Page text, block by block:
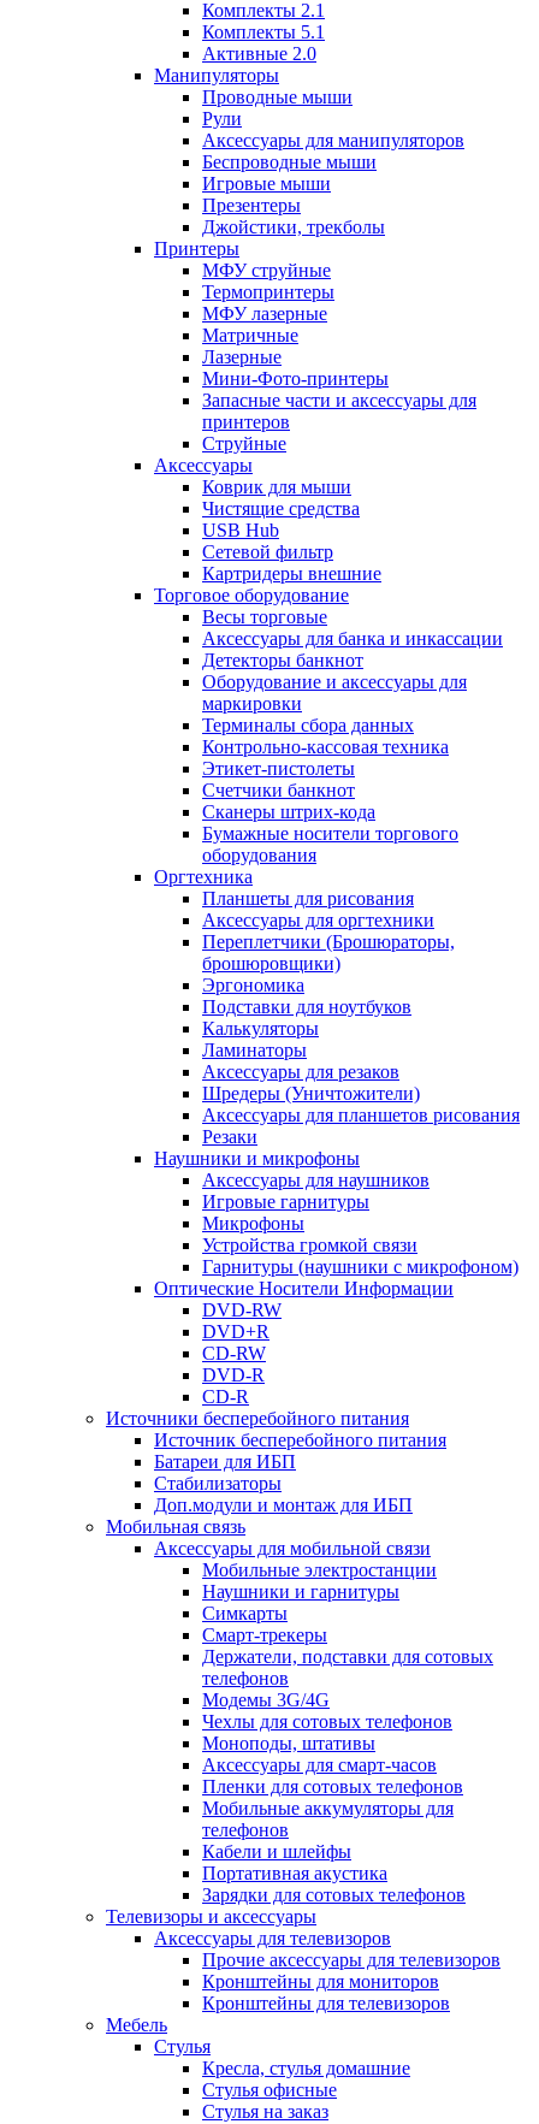
Комплекты 2.1
Комплекты 5.1
Активные 2.0
Манипуляторы
Проводные мыши
Рули
Аксессуары для манипуляторов
Беспроводные мыши
Игровые мыши
Презентеры
Джойстики, трекболы
Принтеры
МФУ струйные
Термопринтеры
МФУ лазерные
Матричные
Лазерные
Мини-Фото-принтеры
Запасные части и аксессуары для
принтеров
Струйные
Аксессуары
Коврик для мыши
Чистящие средства
USB Hub
Сетевой фильтр
Картридеры внешние
Торговое оборудование
Весы торговые
Аксессуары для банка и инкассации
Детекторы банкнот
Оборудование и аксессуары для
маркировки
Терминалы сбора данных
Контрольно-кассовая техника
Этикет-пистолеты
Счетчики банкнот
Сканеры штрих-кода
Бумажные носители торгового
оборудования
Оргтехника
Планшеты для рисования
Аксессуары для оргтехники
Переплетчики (Брошюраторы,
брошюровщики)
Эргономика
Подставки для ноутбуков
Калькуляторы
Ламинаторы
Аксессуары для резаков
Шредеры (Уничтожители)
Аксессуары для планшетов рисования
Резаки
Наушники и микрофоны
Аксессуары для наушников
Игровые гарнитуры
Микрофоны
Устройства громкой связи
Гарнитуры (наушники с микрофоном)
Оптические Носители Информации
DVD-RW
DVD+R
CD-RW
DVD-R
CD-R
Источники бесперебойного питания
Источник бесперебойного питания
Батареи для ИБП
Стабилизаторы
Доп.модули и монтаж для ИБП
Мобильная связь
Аксессуары для мобильной связи
Мобильные электростанции
Наушники и гарнитуры
Симкарты
Смарт-трекеры
Держатели, подставки для сотовых
телефонов
Модемы 3G/4G
Чехлы для сотовых телефонов
Моноподы, штативы
Аксессуары для смарт-часов
Пленки для сотовых телефонов
Мобильные аккумуляторы для
телефонов
Кабели и шлейфы
Портативная акустика
Зарядки для сотовых телефонов
Телевизоры и аксессуары
Аксессуары для телевизоров
Прочие аксессуары для телевизоров
Кронштейны для мониторов
Кронштейны для телевизоров
Мебель
Стулья
Кресла, стулья домашние
Стулья офисные
Стулья на заказ